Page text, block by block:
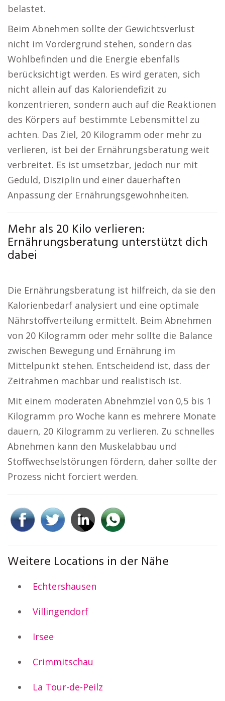
belastet.
Beim Abnehmen sollte der Gewichtsverlust
nicht im Vordergrund stehen, sondern das
Wohlbefinden und die Energie ebenfalls
berücksichtigt werden. Es wird geraten, sich
nicht allein auf das Kaloriendefizit zu
konzentrieren, sondern auch auf die Reaktionen
des Körpers auf bestimmte Lebensmittel zu
achten. Das Ziel, 20 Kilogramm oder mehr zu
verlieren, ist bei der Ernährungsberatung weit
verbreitet. Es ist umsetzbar, jedoch nur mit
Geduld, Disziplin und einer dauerhaften
Anpassung der Ernährungsgewohnheiten.
Mehr als 20 Kilo verlieren:
Ernährungsberatung unterstützt dich
dabei
Die Ernährungsberatung ist hilfreich, da sie den
Kalorienbedarf analysiert und eine optimale
Nährstoffverteilung ermittelt. Beim Abnehmen
von 20 Kilogramm oder mehr sollte die Balance
zwischen Bewegung und Ernährung im
Mittelpunkt stehen. Entscheidend ist, dass der
Zeitrahmen machbar und realistisch ist.
Mit einem moderaten Abnehmziel von 0,5 bis 1
Kilogramm pro Woche kann es mehrere Monate
dauern, 20 Kilogramm zu verlieren. Zu schnelles
Abnehmen kann den Muskelabbau und
Stoffwechselstörungen fördern, daher sollte der
Prozess nicht forciert werden.
Weitere Locations in der Nähe
Echtershausen
Villingendorf
Irsee
Crimmitschau
La Tour-de-Peilz